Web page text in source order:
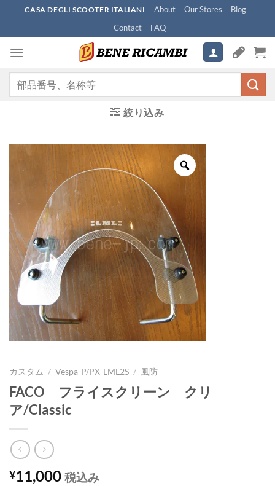
content
CASA DEGLI SCOOTER ITALIANI About Our Stores
Blog
Contact
FAQ
絞り込み
カスタム / Vespa-P/PX-LML2S / 風防
FACO フライスクリーン クリ
ア/Classic
¥11,000 税込み